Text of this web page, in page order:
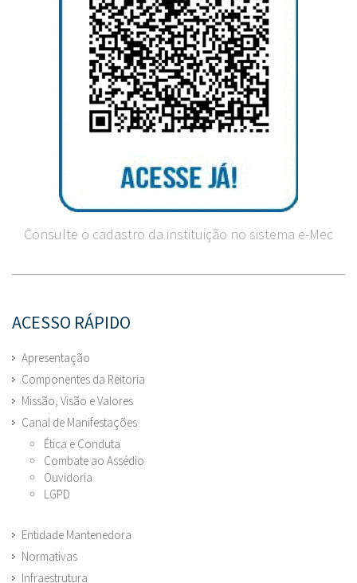
Consulte o cadastro da instituição no sistema e-Mec
ACESSO RÁPIDO
Apresentação
Componentes da Reitoria
Missão, Visão e Valores
Canal de Manifestações
Ética e Conduta
Combate ao Assédio
Ouvidoria
LGPD
Entidade Mantenedora
Normativas
Infraestrutura